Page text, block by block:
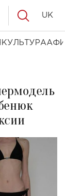
КУЛЬТУРА
UK